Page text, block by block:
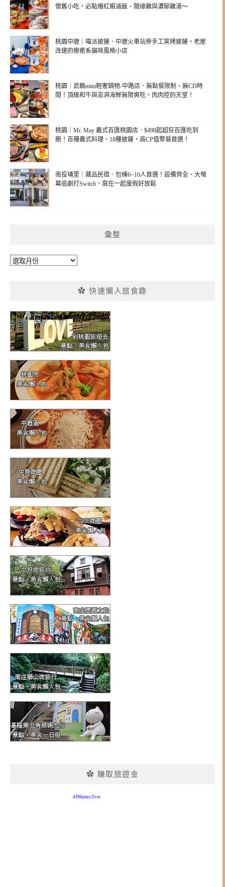
懷舊小吃，必點爆紅蝦滷飯、隨緣雞與濃郁雞湯～
桃園中壢｜喵派披薩．中壢火車站旁手工窯烤披薩，老屋
改建的療癒系貓咪風格小店
桃園｜武鶴mini輕奢鍋物-中路店．無點餐限制、無CD時
間！頂級和牛與澎湃海鮮無限爽吃，肉肉控的天堂！
桃園｜Mr. May 義式百匯桃園店．$498起超狂百匯吃到
飽！百種義式料理、18種披薩，高CP值聚餐首選！
南投埔里｜藏品民宿．包棟6~10人首選！設備齊全、大螢
幕追劇打Switch，窩在一起度假好放鬆
彙整
彙
✿ 快速懶人旅食趣
✿ 賺取旅遊金